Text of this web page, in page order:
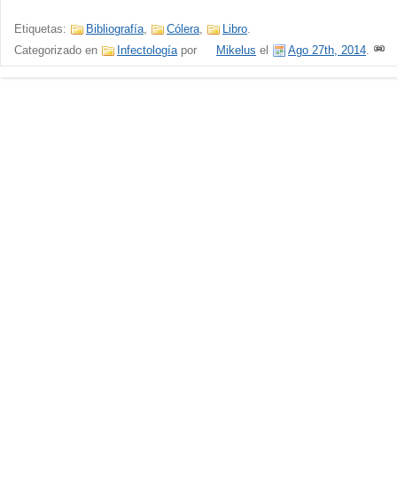
Etiquetas: Bibliografía, Cólera, Libro.
Categorizado en
Infectologíapor Mikelus el Ago 27th, 2014.